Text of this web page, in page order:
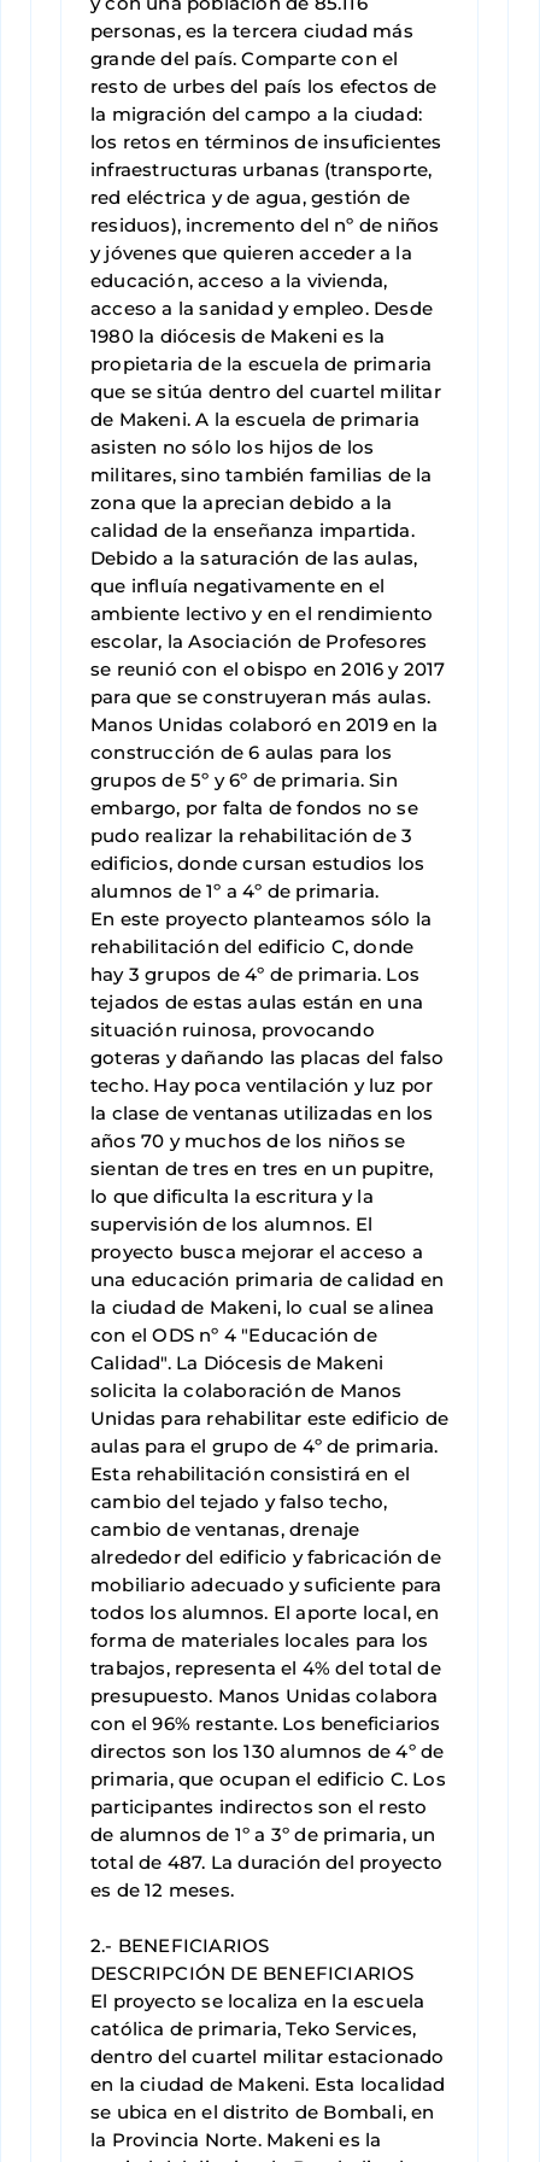
personas, es la tercera ciudad más
grande del país. Comparte con el
resto de urbes del país los efectos de
la migración del campo a la ciudad:
los retos en términos de insuficientes
infraestructuras urbanas (transporte,
red eléctrica y de agua, gestión de
residuos), incremento del nº de niños
y jóvenes que quieren acceder a la
educación, acceso a la vivienda,
acceso a la sanidad y empleo. Desde
1980 la diócesis de Makeni es la
propietaria de la escuela de primaria
que se sitúa dentro del cuartel militar
de Makeni. A la escuela de primaria
asisten no sólo los hijos de los
militares, sino también familias de la
zona que la aprecian debido a la
calidad de la enseñanza impartida.
Debido a la saturación de las aulas,
que influía negativamente en el
ambiente lectivo y en el rendimiento
escolar, la Asociación de Profesores
se reunió con el obispo en 2016 y 2017
para que se construyeran más aulas.
Manos Unidas colaboró en 2019 en la
construcción de 6 aulas para los
grupos de 5º y 6º de primaria. Sin
embargo, por falta de fondos no se
pudo realizar la rehabilitación de 3
edificios, donde cursan estudios los
alumnos de 1º a 4º de primaria.
En este proyecto planteamos sólo la
rehabilitación del edificio C, donde
hay 3 grupos de 4º de primaria. Los
tejados de estas aulas están en una
situación ruinosa, provocando
goteras y dañando las placas del falso
techo. Hay poca ventilación y luz por
la clase de ventanas utilizadas en los
años 70 y muchos de los niños se
sientan de tres en tres en un pupitre,
lo que dificulta la escritura y la
supervisión de los alumnos. El
proyecto busca mejorar el acceso a
una educación primaria de calidad en
la ciudad de Makeni, lo cual se alinea
con el ODS nº 4 "Educación de
Calidad". La Diócesis de Makeni
solicita la colaboración de Manos
Unidas para rehabilitar este edificio de
aulas para el grupo de 4º de primaria.
Esta rehabilitación consistirá en el
cambio del tejado y falso techo,
cambio de ventanas, drenaje
alrededor del edificio y fabricación de
mobiliario adecuado y suficiente para
todos los alumnos. El aporte local, en
forma de materiales locales para los
trabajos, representa el 4% del total de
presupuesto. Manos Unidas colabora
con el 96% restante. Los beneficiarios
directos son los 130 alumnos de 4º de
primaria, que ocupan el edificio C. Los
participantes indirectos son el resto
de alumnos de 1º a 3º de primaria, un
total de 487. La duración del proyecto
es de 12 meses.
2.- BENEFICIARIOS
DESCRIPCIÓN DE BENEFICIARIOS
El proyecto se localiza en la escuela
católica de primaria, Teko Services,
dentro del cuartel militar estacionado
en la ciudad de Makeni. Esta localidad
se ubica en el distrito de Bombali, en
la Provincia Norte. Makeni es la